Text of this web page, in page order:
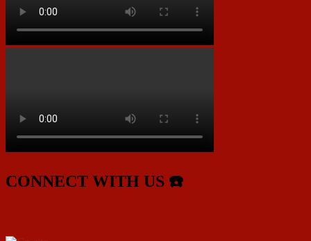
CONNECT WITH US ☎️